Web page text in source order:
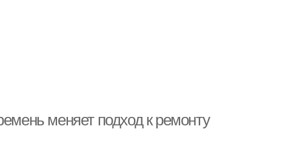
меняет подход к ремонту